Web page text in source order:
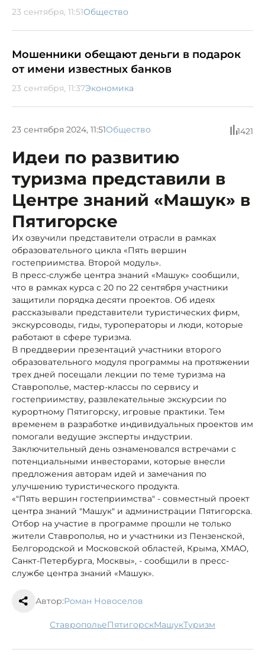
23 сентября, 11:51Общество
Мошенники обещают деньги в подарок
от имени известных банков
23 сентября, 11:37Экономика
23 сентября 2024, 11:51Общество 1421
Идеи по развитию
туризма представили в
Центре знаний «Машук» в
Пятигорске
Их озвучили представители отрасли в рамках
образовательного цикла «Пять вершин
гостеприимства. Второй модуль».
В пресс-службе центра знаний «Машук» сообщили,
что в рамках курса с 20 по 22 сентября участники
защитили порядка десяти проектов. Об идеях
рассказывали представители туристических фирм,
экскурсоводы, гиды, туроператоры и люди, которые
работают в сфере туризма.
В преддверии презентаций участники второго
образовательного модуля программы на протяжении
трех дней посещали лекции по теме туризма на
Ставрополье, мастер-классы по сервису и
гостеприимству, развлекательные экскурсии по
курортному Пятигорску, игровые практики. Тем
временем в разработке индивидуальных проектов им
помогали ведущие эксперты индустрии.
Заключительный день ознаменовался встречами с
потенциальными инвесторами, которые внесли
предложения авторам идей и замечания по
улучшению туристического продукта.
«"Пять вершин гостеприимства" - совместный проект
центра знаний "Машук" и администрации Пятигорска.
Отбор на участие в программе прошли не только
жители Ставрополья, но и участники из Пензенской,
Белгородской и Московской областей, Крыма, ХМАО,
Санкт-Петербурга, Москвы», - сообщили в пресс-
службе центра знаний «Машук».
Автор:Роман Новоселов
Ставрополье Пятигорск Машук туризм